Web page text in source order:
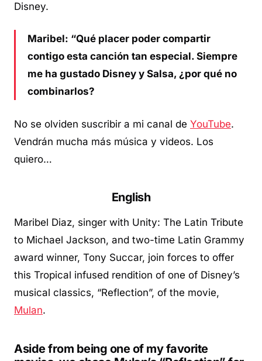
Disney.
Maribel: “Qué placer poder compartir
contigo esta canción tan especial. Siempre
me ha gustado Disney y Salsa, ¿por qué no
combinarlos?
No se olviden suscribir a mi canal de YouTube.
Vendrán mucha más música y videos. Los
quiero…
English
Maribel Diaz, singer with Unity: The Latin Tribute
to Michael Jackson, and two-time Latin Grammy
award winner, Tony Succar, join forces to offer
this Tropical infused rendition of one of Disney’s
musical classics, “Reflection”, of the movie,
Mulan.
Aside from being one of my favorite